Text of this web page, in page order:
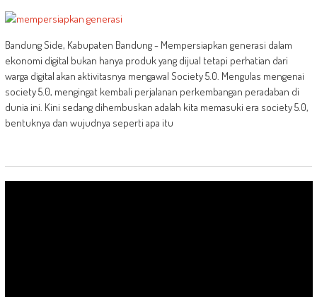
Bandung Side, Kabupaten Bandung - Mempersiapkan generasi dalam
ekonomi digital bukan hanya produk yang dijual tetapi perhatian dari
warga digital akan aktivitasnya mengawal Society 5.0. Mengulas mengenai
society 5.0, mengingat kembali perjalanan perkembangan peradaban di
dunia ini. Kini sedang dihembuskan adalah kita memasuki era society 5.0,
bentuknya dan wujudnya seperti apa itu